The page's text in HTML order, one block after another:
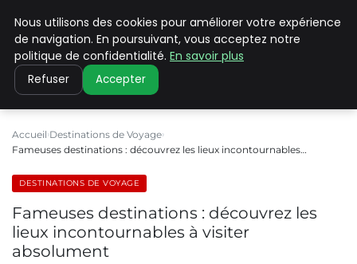
PILAT PATRIMOINES
Accueil Destinations de Voyage
Fameuses destinations : découvrez les lieux incontournables…
DESTINATIONS DE VOYAGE
Fameuses destinations : découvrez les
lieux incontournables à visiter
absolument
Nous utilisons des cookies pour améliorer votre expérience
de navigation. En poursuivant, vous acceptez notre
politique de confidentialité. En savoir plus
Refuser Accepter